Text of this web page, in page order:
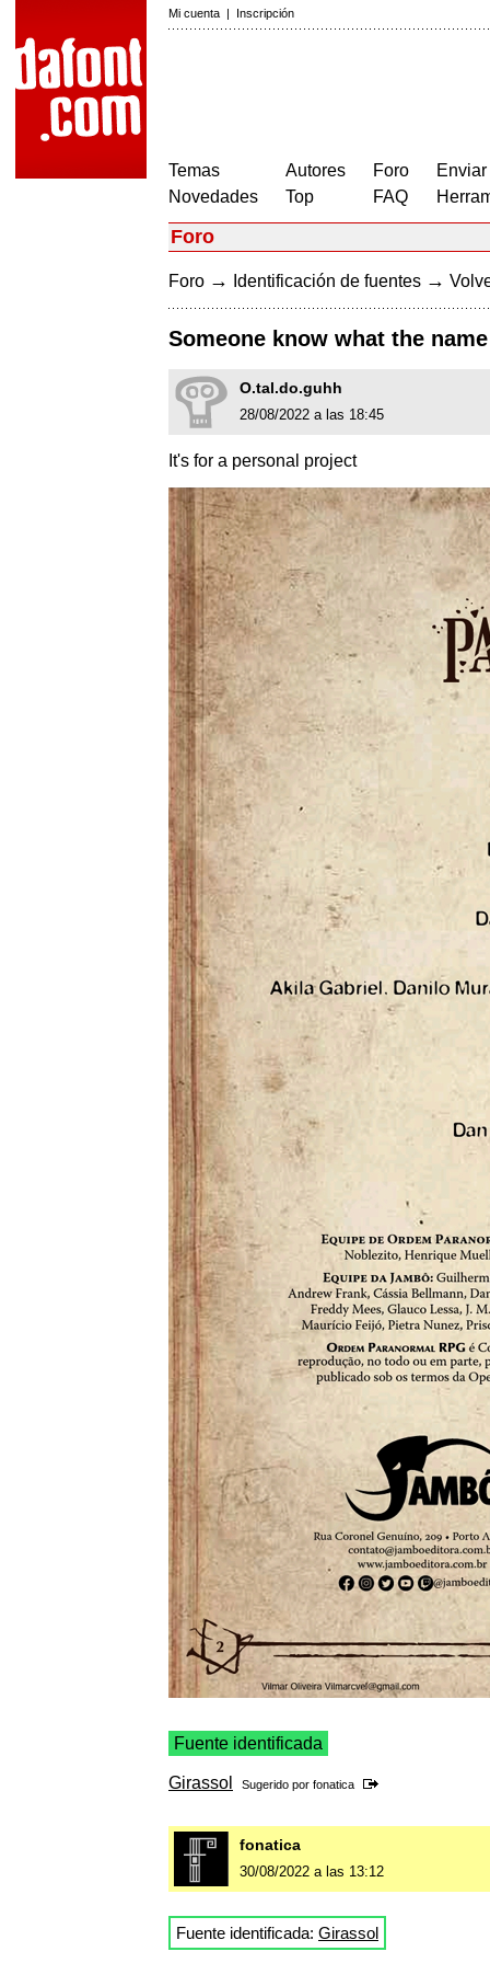
Mi cuenta | Inscripción
Temas
Novedades
Autores
Top
Foro
FAQ
Foro
Foro → Identificación de fuentes →
Someone know what the
O.tal.do.guhh
28/08/2022 a las 18:45
It's for a personal project
Fuente identificada
Girassol Sugerido por fonatica
fonatica
30/08/2022 a las 13:12
Fuente identificada: Girassol